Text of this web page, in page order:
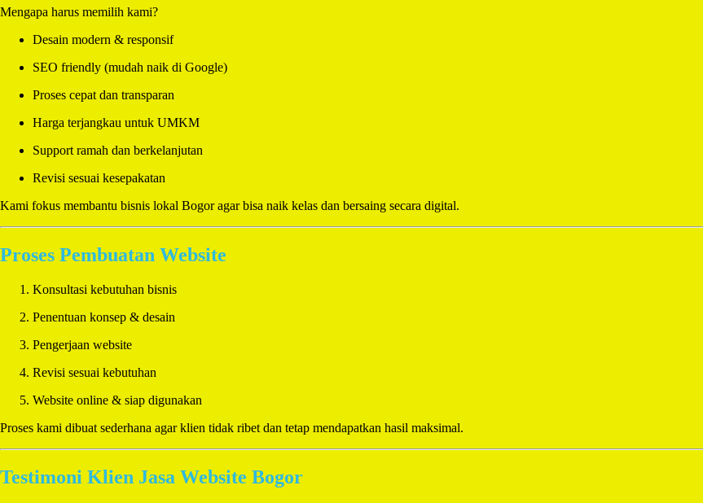
Mengapa harus memilih kami?
Desain modern & responsif
SEO friendly (mudah naik di Google)
Proses cepat dan transparan
Harga terjangkau untuk UMKM
Support ramah dan berkelanjutan
Revisi sesuai kesepakatan
Kami fokus membantu bisnis lokal Bogor agar bisa naik kelas dan bersaing secara digital.
Proses Pembuatan Website
Konsultasi kebutuhan bisnis
Penentuan konsep & desain
Pengerjaan website
Revisi sesuai kebutuhan
Website online & siap digunakan
Proses kami dibuat sederhana agar klien tidak ribet dan tetap mendapatkan hasil maksimal.
Testimoni Klien Jasa Website Bogor